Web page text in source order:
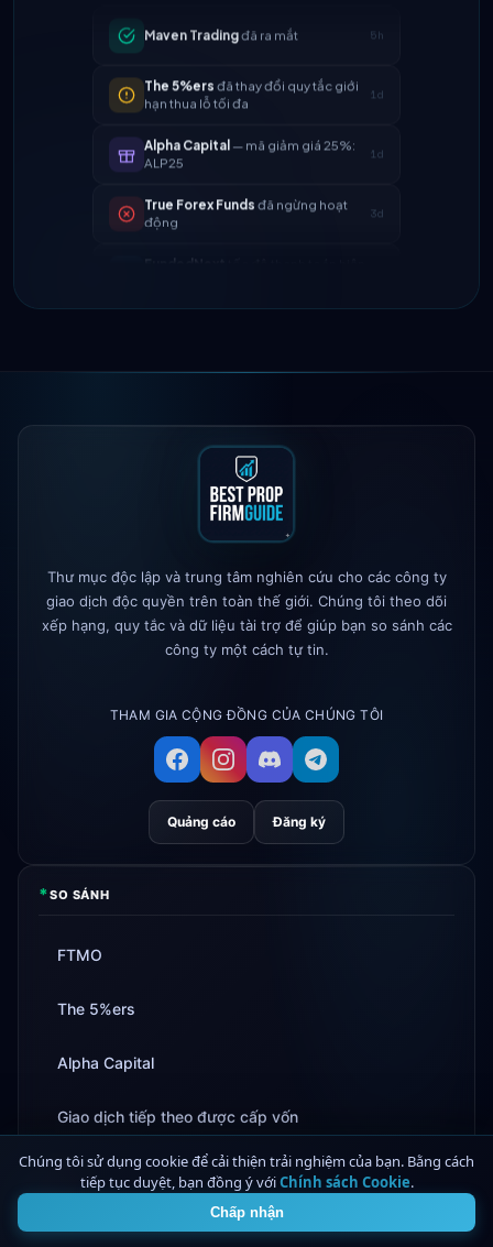
hạn thua lỗ tối đa
1d
Alpha Capital— mã giảm giá 25%:
ALP25
1d
True Forex Funds
đã ngừng hoạt
động
3d
FundedNexttốc độ thanh toán hiện
tại là 24h
4d
FTMO
cập nhật tỷ lệ chia lợi nhuận →
The 5%ersđã thay đổi quy tắc giới
True Forex Fundsđã ngừng hoạt
tại là 24h
Thư mục độc lập và trung tâm nghiên cứu cho các công ty
giao dịch độc quyền trên toàn thế giới. Chúng tôi theo dõi
xếp hạng, quy tắc và dữ liệu tài trợ để giúp bạn so sánh các
công ty một cách tự tin.
THAM GIA CỘNG ĐỒNG CỦA CHÚNG TÔI
Quảng cáo Đăng ký
*SO SÁNH
FTMO
The 5%ers
Alpha Capital
Giao dịch tiếp theo được cấp vốn
Xem Tất Cả Các So Sánh
Chúng tôi sử dụng cookie để cải thiện trải nghiệm của bạn. Bằng cách
tiếp tục duyệt, bạn đồng ý vớiChính sách Cookie.
Chấp nhận